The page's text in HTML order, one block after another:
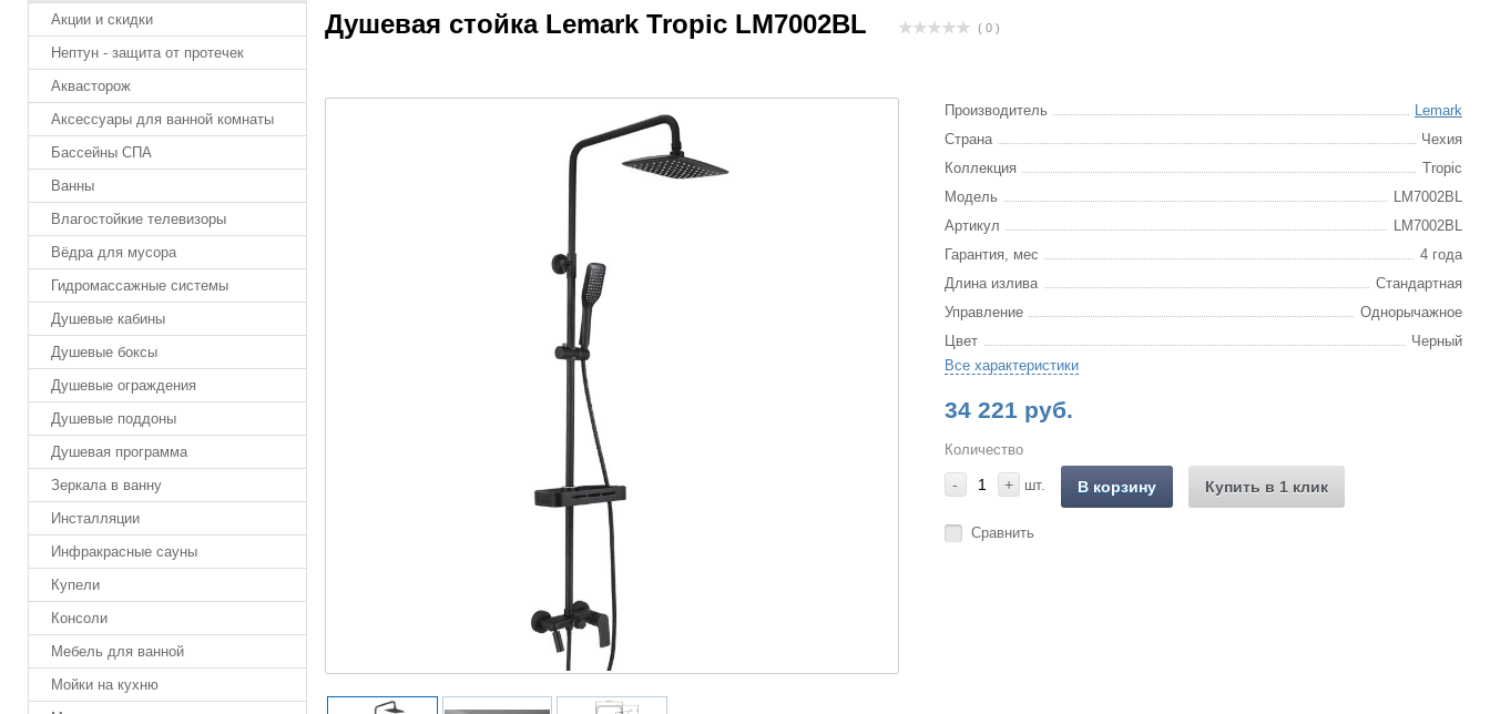
Акции и скидки
Нептун - защита от протечек
Аквасторож
Аксессуары для ванной комнаты
Бассейны СПА
Ванны
Влагостойкие телевизоры
Вёдра для мусора
Гидромассажные системы
Душевые кабины
Душевые боксы
Душевые ограждения
Душевые поддоны
Душевая программа
Зеркала в ванну
Инсталляции
Инфракрасные сауны
Купели
Консоли
Мебель для ванной
Мойки на кухню
Душевая стойка Lemark Tropic LM7002BL ( 0 )
Производитель
Lemark
Страна
Чехия
Коллекция
Tropic
Модель
LM7002BL
Артикул
LM7002BL
Гарантия, мес
4 года
Длина излива
Стандартная
Управление
Однорычажное
Цвет
Черный
Все характеристики
34 221 руб.
Количество
- + шт. В корзину Купить в 1 клик
Сравнить